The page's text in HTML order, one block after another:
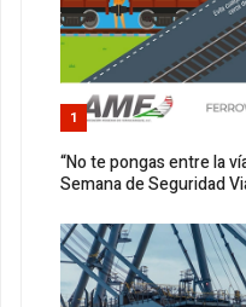
1
“No te pongas entre la
Semana de Seguridad